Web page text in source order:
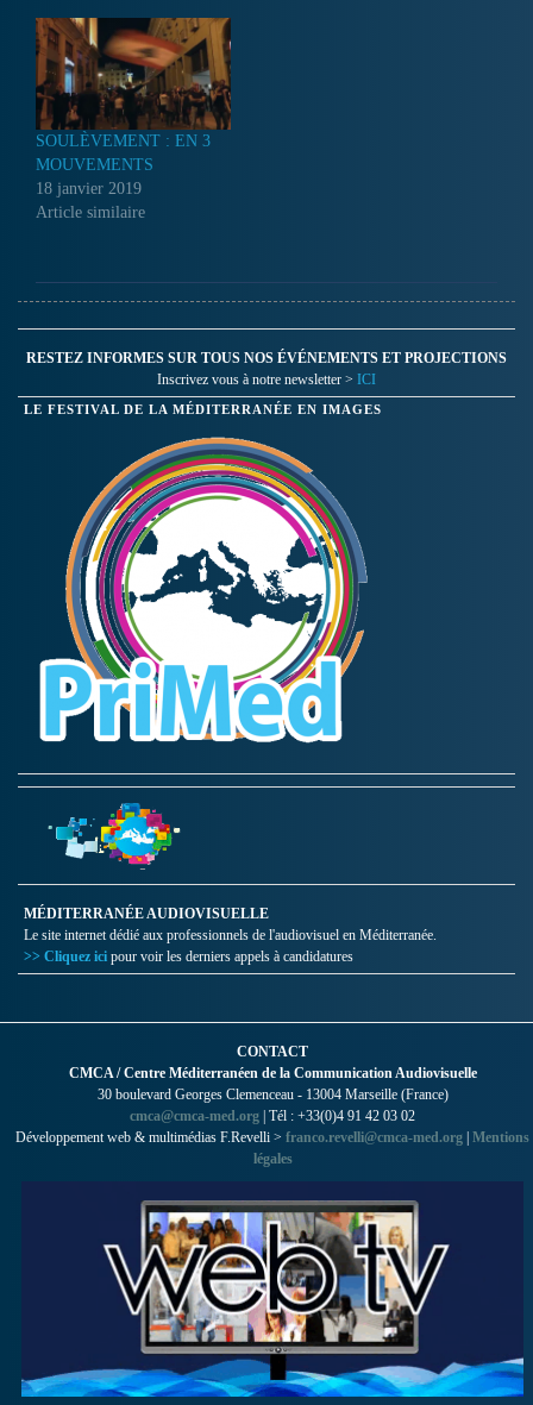
SOULÈVEMENT : EN 3
MOUVEMENTS
18 janvier 2019
Article similaire
RESTEZ INFORMES SUR TOUS NOS ÉVÉNEMENTS ET PROJECTIONS
Inscrivez vous à notre newsletter > ICI
LE FESTIVAL DE LA MÉDITERRANÉE EN IMAGES
MÉDITERRANÉE AUDIOVISUELLE
Le site internet dédié aux professionnels de l'audiovisuel en Méditerranée.
>> Cliquez ici pour voir les derniers appels à candidatures
CONTACT
CMCA / Centre Méditerranéen de la Communication Audiovisuelle
30 boulevard Georges Clemenceau - 13004 Marseille (France)
cmca@cmca-med.org | Tél : +33(0)4 91 42 03 02
Développement web & multimédias F.Revelli > franco.revelli@cmca-med.org | Mentions
légales